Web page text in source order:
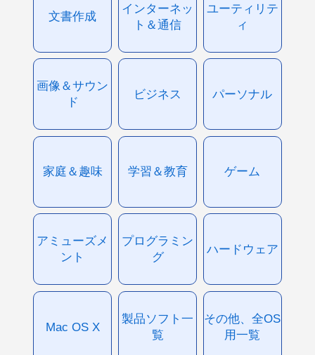
文書作成
インターネッ
ト＆通信
ユーティリテ
ィ
画像＆サウン
ド
ビジネス パーソナル
家庭＆趣味 学習＆教育 ゲーム
アミューズメ
ント
プログラミン
グ
ハードウェア
Mac OS X
製品ソフト一
覧
その他、全OS
用一覧